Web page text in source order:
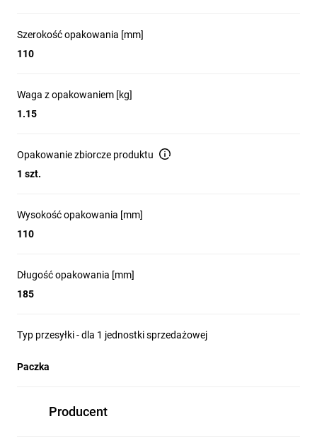
Szerokość opakowania [mm]
110
Waga z opakowaniem [kg]
1.15
Opakowanie zbiorcze produktu
1 szt.
Wysokość opakowania [mm]
110
Długość opakowania [mm]
185
Typ przesyłki - dla 1 jednostki sprzedażowej
Paczka
Producent